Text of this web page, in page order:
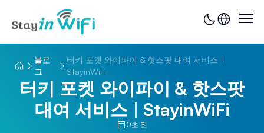
블로
그
터키 포켓 와이파이 & 핫스팟 대여 서비스 |
StayinWiFi
터키 포켓 와이파이 & 핫스팟
대여 서비스 | StayinWiFi
0초 전